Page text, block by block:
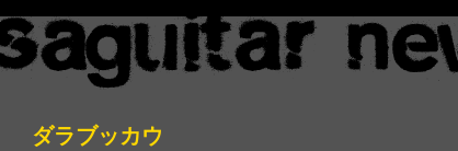
ダラブッカウ